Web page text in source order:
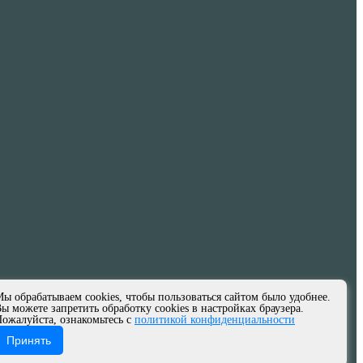
обрабатываем cookies, чтобы пользоваться сайтом было удобнее.
можете запретить обработку cookies в настройках браузера.
ознакомьтесь с политикой конфиденциальности
Принять